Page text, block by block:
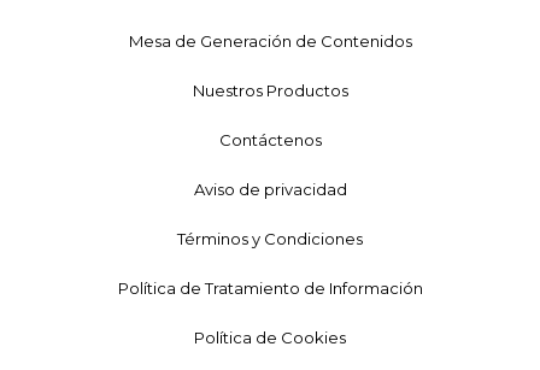
Mesa de Generación de Contenidos
Nuestros Productos
Contáctenos
Aviso de privacidad
Términos y Condiciones
Política de Tratamiento de Información
Política de Cookies